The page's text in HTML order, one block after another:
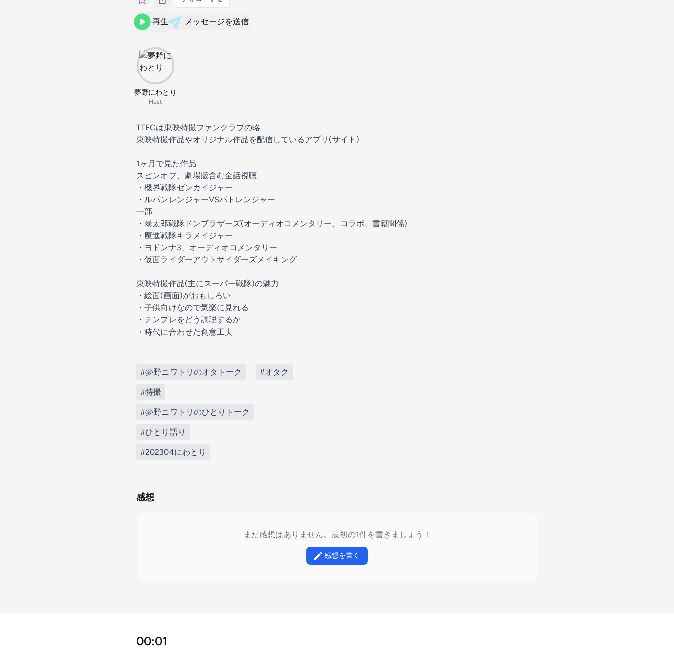
再生 メッセージを送信
夢野にわとり
Host
TTFCは東映特撮ファンクラブの略
東映特撮作品やオリジナル作品を配信しているアプリ(サイト)
1ヶ月で見た作品
スピンオフ、劇場版含む全話視聴
・機界戦隊ゼンカイジャー
・ルパンレンジャーVSパトレンジャー
一部
・暴太郎戦隊ドンブラザーズ(オーディオコメンタリー、コラボ、書籍関係)
・魔進戦隊キラメイジャー
・ヨドンナ3、オーディオコメンタリー
・仮面ライダーアウトサイダーズメイキング
東映特撮作品(主にスーパー戦隊)の魅力
・絵面(画面)がおもしろい
・子供向けなので気楽に見れる
・テンプレをどう調理するか
・時代に合わせた創意工夫
#夢野ニワトリのオタトーク #オタク
#特撮
#夢野ニワトリのひとりトーク
#ひとり語り
#202304にわとり
感想
まだ感想はありません。最初の1件を書きましょう！
感想を書く
00:01